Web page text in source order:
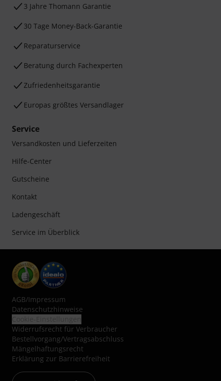
3 Jahre Thomann Garantie
30 Tage Money-Back-Garantie
Reparaturservice
Beratung durch Fachexperten
Zufriedenheitsgarantie
Europas größtes Versandlager
Service
Versandkosten und Lieferzeiten
Hilfe-Center
Gutscheine
Kontakt
Ladengeschäft
Service im Überblick
AGB/Impressum
Datenschutzhinweise
Widerrufsrecht für Verbraucher
Bestellvorgang/Vertragsabschluss
Mängelhaftungsrecht
Erklärung zur Barrierefreiheit